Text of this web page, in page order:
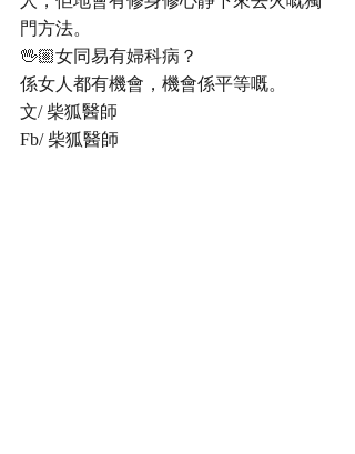
門方法。
🖖🏼女同易有婦科病？
係女人都有機會，機會係平等嘅。
文/ 柴狐醫師
Fb/ 柴狐醫師